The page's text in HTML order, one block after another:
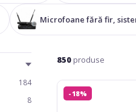
Microfoane fără fir,
184
8
850 produse
Audio-
Technica
-18%